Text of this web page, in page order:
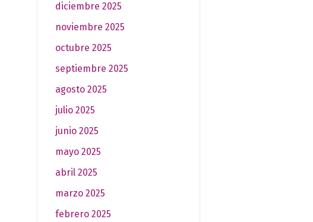
diciembre 2025
noviembre 2025
octubre 2025
septiembre 2025
agosto 2025
julio 2025
junio 2025
mayo 2025
abril 2025
marzo 2025
febrero 2025